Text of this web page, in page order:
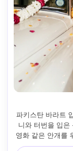
파키스탄 바라트
니와 터번을 입은
영화 같은 안개를
조명, 캐논 R5